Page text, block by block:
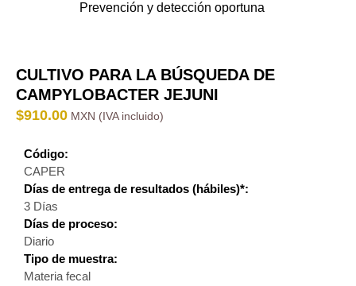
Prevención y detección oportuna
CULTIVO PARA LA BÚSQUEDA DE
CAMPYLOBACTER JEJUNI
$910.00
Código:
CAPER
Días de entrega de resultados (hábiles)*:
3 Días
Días de proceso:
Diario
Tipo de muestra:
Materia fecal